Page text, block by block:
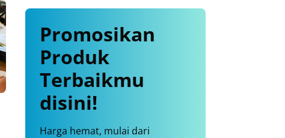
Promosikan
Produk
Terbaikmu
disini!
Harga hemat, mulai dari